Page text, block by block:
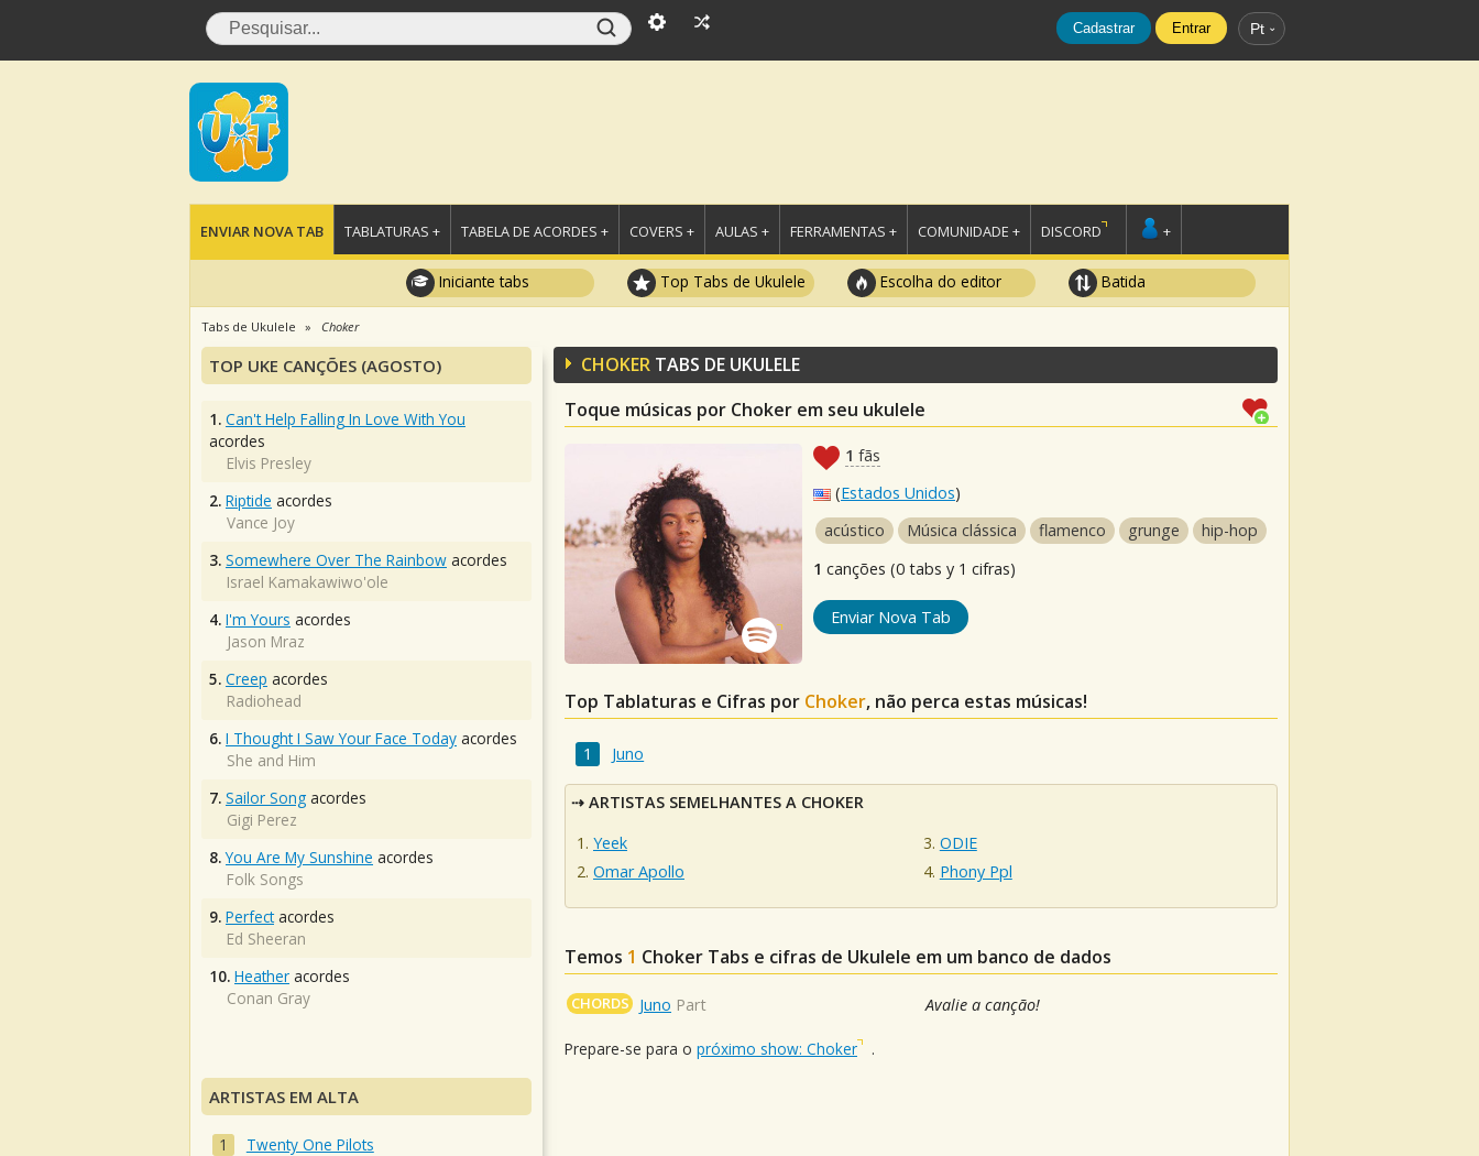
Cadastrar Entrar Pt
ENVIAR NOVA TAB TABLATURAS + TABELA DE ACORDES + COVERS + AULAS + FERRAMENTAS + COMUNIDADE + DISCORD +
Iniciante tabs Top Tabs de Ukulele Escolha do editor Batida
Tabs de Ukulele Choker
CHOKER TABS DE UKULELE
Toque músicas por Choker em seu ukulele
1 fãs
(Estados Unidos)
acústico
Música clássica flamenco grunge
hip-hop
1 canções (0 tabs y 1 cifras)
Enviar Nova Tab
Top Tablaturas e Cifras por Choker, não perca estas músicas!
Juno
ARTISTAS SEMELHANTES A CHOKER
Yeek
Omar Apollo
ODIE
Phony Ppl
Temos 1 Choker Tabs e cifras de Ukulele em um banco de dados
CHORDS Juno Part Avalie a canção!
Prepare-se para o próximo show: Choker .
TOP UKE CANÇÕES (AGOSTO)
1. Can't Help Falling In Love With You
acordes
Elvis Presley
2. Riptide acordes
Vance Joy
3. Somewhere Over The Rainbow acordes
Israel Kamakawiwo'ole
4. I'm Yours acordes
Jason Mraz
5. Creep acordes
Radiohead
6. I Thought I Saw Your Face Today acordes
She and Him
7. Sailor Song acordes
Gigi Perez
8. You Are My Sunshine acordes
Folk Songs
9. Perfectacordes
Ed Sheeran
10. Heather acordes
Conan Gray
ARTISTAS EM ALTA
Twenty One Pilots